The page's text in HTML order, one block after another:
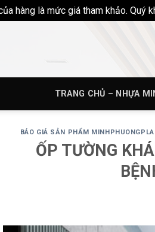
hàng là mức giá tham khảo.
TRANG CHỦ – NHỰA
BÁO GIÁ SẢN PHẨM
ỐP TƯỜNG